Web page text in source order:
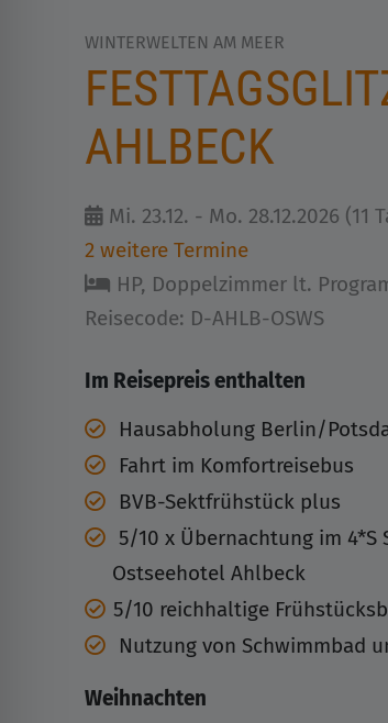
WINTERWELTEN AM MEER
AHLBECK
Mi. 23.12. - Mo. 28.12.2026 (11
2 weitere Termine
HP, Doppelzimmer lt.
Reisecode: D-AHLB-OSWS
Im Reisepreis enthalten
Hausabholung Berlin/
Fahrt im Komfortreisebus
BVB-Sektfrühstück plus
5/10 x Übernachtung im 4*S
Ostseehotel Ahlbeck
5/10 reichhaltige
Nutzung von Schwimmbad
Weihnachten